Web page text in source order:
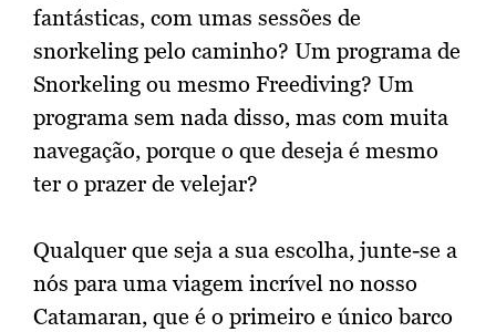
fantásticas, com umas sessões de
snorkeling pelo caminho? Um programa de
Snorkeling ou mesmo Freediving? Um
programa sem nada disso, mas com muita
navegação, porque o que deseja é mesmo
ter o prazer de velejar?
Qualquer que seja a sua escolha, junte-se a
nós para uma viagem incrível no nosso
Catamaran, que é o primeiro e único barco